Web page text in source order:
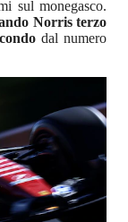
sul monegasco.
Norris terzo
dal numero